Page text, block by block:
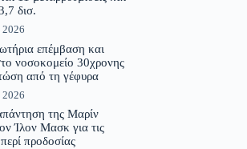
δισ.
2026
επέμβαση και
νοσοκομείο 30χρονης
από τη γέφυρα
2026
της Μαρίν
Ίλον Μασκ για τις
προδοσίας